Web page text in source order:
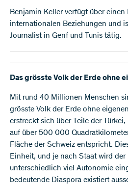
Benjamin Keller verfügt über
internationalen Beziehungen und
Journalist in Genf und Tunis tätig.
Das grösste Volk der Erde ohne
Mit rund 40 Millionen Menschen
grösste Volk der Erde ohne
erstreckt sich über Teile der
auf über 500 000
Fläche der Schweiz entspricht.
Einheit, und je nach Staat wird
unterschiedlich viel Autonomie
bedeutende Diaspora existiert